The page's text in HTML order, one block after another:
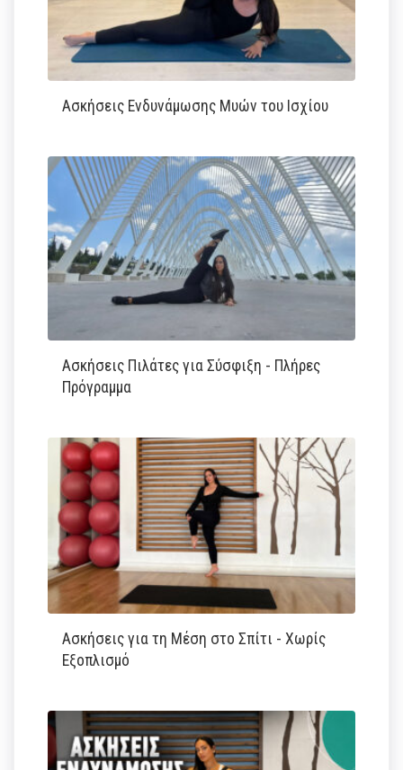
Ασκήσεις Ενδυνάμωσης Μυών του Ισχίου
Ασκήσεις Πιλάτες για Σύσφιξη - Πλήρες
Πρόγραμμα
Ασκήσεις για τη Μέση στο Σπίτι - Χωρίς
Εξοπλισμό